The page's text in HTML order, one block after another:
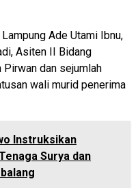
Ade Utami Ibnu,
Asiten II Bidang
Pirwan dan sejumlah
wali murid penerima
Instruksikan
Surya dan